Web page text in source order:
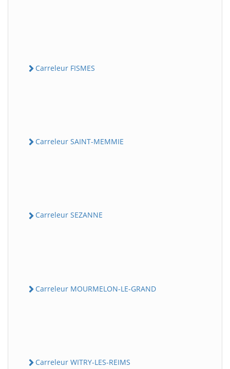
Carreleur FISMES
Carreleur SAINT-MEMMIE
Carreleur SEZANNE
Carreleur MOURMELON-LE-GRAND
Carreleur WITRY-LES-REIMS